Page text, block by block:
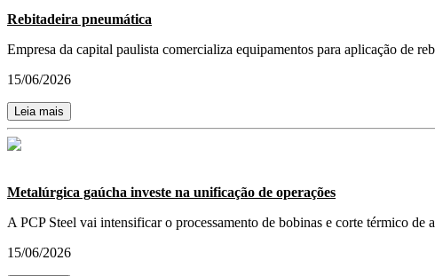
Rebitadeira pneumática
Empresa da capital paulista comercializa equipamentos para aplicação de
15/06/2026
Leia mais
Metalúrgica gaúcha investe na unificação de operações
A PCP Steel vai intensificar o processamento de bobinas e corte térmico de
15/06/2026